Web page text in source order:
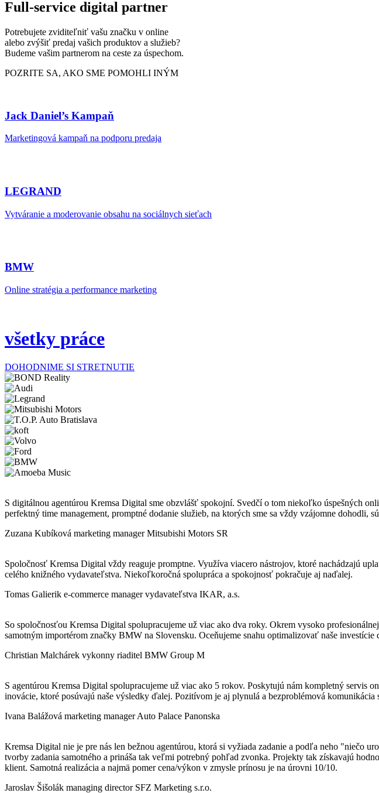
Full-service digital partner
Potrebujete zviditeľniť vašu značku v online
alebo zvýšiť predaj vašich produktov a služieb?
Budeme vašim partnerom na ceste za úspechom.
POZRITE SA, AKO SME POMOHLI INÝM
Jack Daniel’s Kampaň
Marketingová kampaň na podporu predaja
LEGRAND
Vytváranie a moderovanie obsahu na sociálnych sieťach
BMW
Online stratégia a performance marketing
všetky práce
DOHODNIME SI STRETNUTIE
S digitálnou agentúrou Kremsa Digital sme obzvlášť spokojní. Svedčí o tom niekoľko úspešných
perfektný time management, promptné dodanie služieb, na ktorých sme sa vždy vzájomne
Zuzana Kubíková marketing manager Mitsubishi Motors SR
Spoločnosť Kremsa Digital vždy reaguje promptne. Využíva viacero nástrojov, ktoré nachádzajú
celého knižného vydavateľstva. Niekoľkoročná spolupráca a spokojnosť pokračuje aj naďalej.
Tomas Galierik e-commerce manager vydavateľstva IKAR, a.s.
So spoločnosťou Kremsa Digital spolupracujeme už viac ako dva roky. Okrem vysoko
samotným importérom značky BMW na Slovensku. Oceňujeme snahu optimalizovať naše
Christian Malchárek vykonny riaditel BMW Group M
S agentúrou Kremsa Digital spolupracujeme už viac ako 5 rokov. Poskytujú nám kompletný servis
inovácie, ktoré posúvajú naše výsledky ďalej. Pozitívom je aj plynulá a bezproblémová
Ivana Balážová marketing manager Auto Palace Panonska
Kremsa Digital nie je pre nás len bežnou agentúrou, ktorá si vyžiada zadanie a podľa neho "niečo
tvorby zadania samotného a prináša tak veľmi potrebný pohľad zvonka. Projekty tak získavajú
klient. Samotná realizácia a najmä pomer cena/výkon v zmysle prínosu je na úrovni 10/10.
Jaroslav Šišolák managing director SFZ Marketing s.r.o.